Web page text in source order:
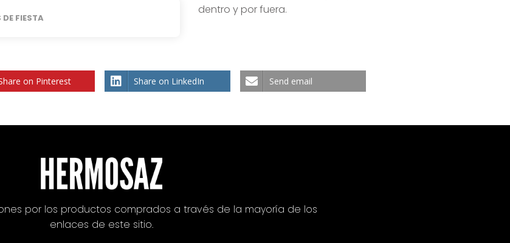
FIESTA
dentro y por fuera.
on Pinterest Share on LinkedIn Send email
por los productos comprados a través de la mayoría de los
enlaces de este sitio.